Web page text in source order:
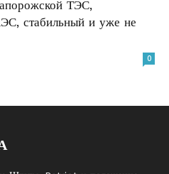
ТЭС,
стабильный и уже не
0